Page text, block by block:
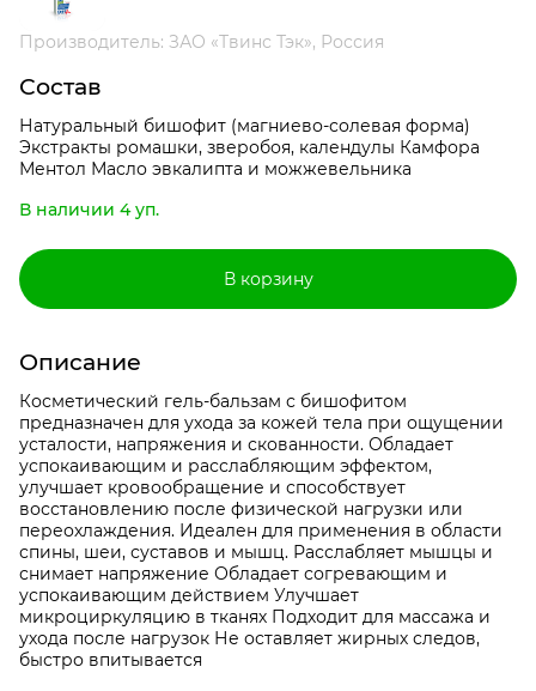
Производитель: ЗАО «Твинс Тэк», Россия
Состав
Натуральный бишофит (магниево-солевая форма)
Экстракты ромашки, зверобоя, календулы Камфора
Ментол Масло эвкалипта и можжевельника
В наличии 4 уп.
В корзину
Описание
Косметический гель-бальзам с бишофитом
предназначен для ухода за кожей тела при ощущении
усталости, напряжения и скованности. Обладает
успокаивающим и расслабляющим эффектом,
улучшает кровообращение и способствует
восстановлению после физической нагрузки или
переохлаждения. Идеален для применения в области
спины, шеи, суставов и мышц. Расслабляет мышцы и
снимает напряжение Обладает согревающим и
успокаивающим действием Улучшает
микроциркуляцию в тканях Подходит для массажа и
ухода после нагрузок Не оставляет жирных следов,
быстро впитывается